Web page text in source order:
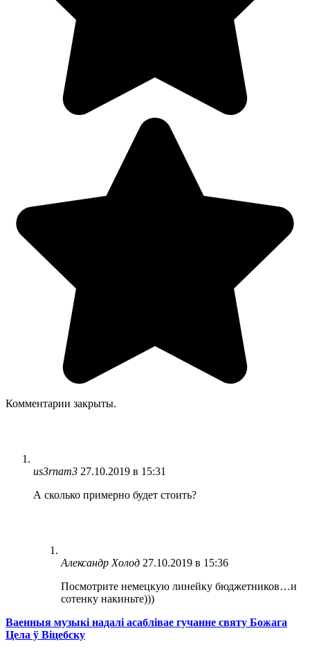
Комментарии закрыты.
us3rnam3 27.10.2019 в 15:31
А сколько примерно будет стоить?
Александр Холод 27.10.2019 в 15:36
Посмотрите немецкую линейку бюджетников…и
сотенку накиньте)))
Ваенныя музыкі надалі асаблівае гучанне святу Божага
Цела ў Віцебску